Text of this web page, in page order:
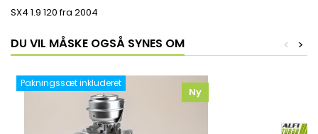
SX4 1.9 120 fra 2004
DU VIL MÅSKE OGSÅ SYNES OM >
<
Pakningssæt inkluderet
Ny